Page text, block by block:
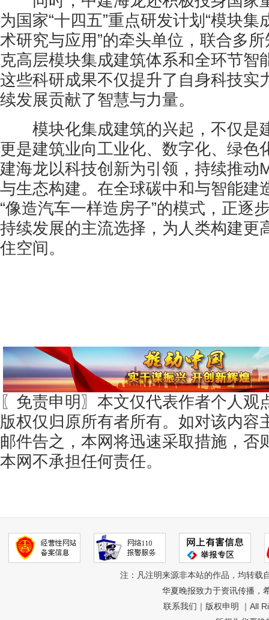
为国家“十四五”重点研发计划“模块
术研究与应用”的牵头单位，联合多
克高层模块集成建筑体系和全环节智
这些科研成果不仅提升了自身科技实
续发展贡献了智慧与力量。
模块化集成建筑的兴起，不仅是
更是建筑业向工业化、数字化、绿色
建海龙以科技创新为引领，持续推动
与生态构建。在全球碳中和与智能建
“像造汽车一样造房子”的模式，正逐
持续发展的主流选择，为人类构建更
住空间。
〖免责申明〗本文仅代表作者个人观
版权仅归原所有者所有。如对该内容
邮件告之，本网将迅速采取措施，否
本网不承担任何责任。
注：凡注明来源非本站的作品，均转载
华夏晚报致力于资讯传播，
联系我们 ｜ 版权申明 ｜All